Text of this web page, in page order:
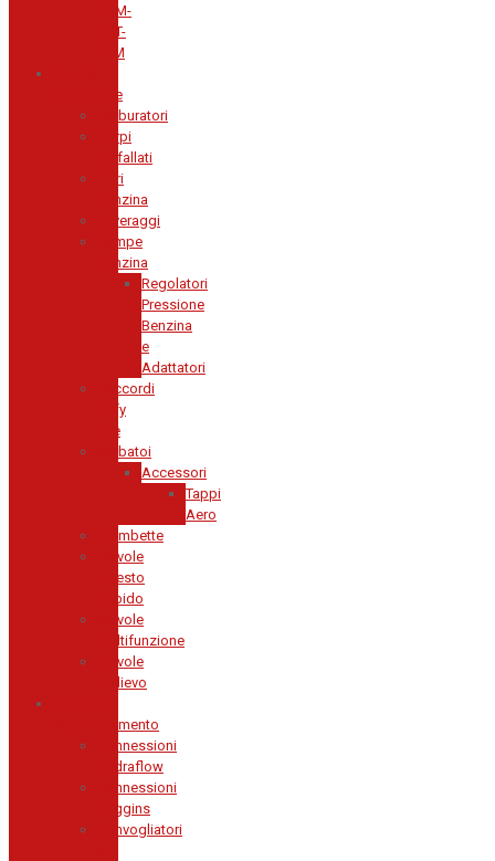
TGM-
TGT-
TTM
Carburante
Carburatori
Corpi
Farfallati
Filtri
Benzina
Leveraggi
Pompe
Benzina
Regolatori
Pressione
Benzina
e
Adattatori
Raccordi
Jiffy
Tite
Serbatoi
Accessori
Tappi
Aero
Trombette
Valvole
Innesto
Rapido
Valvole
Multifunzione
Valvole
Prelievo
Raffreddamento
Connessioni
Hydraflow
Connessioni
Wiggins
Convogliatori